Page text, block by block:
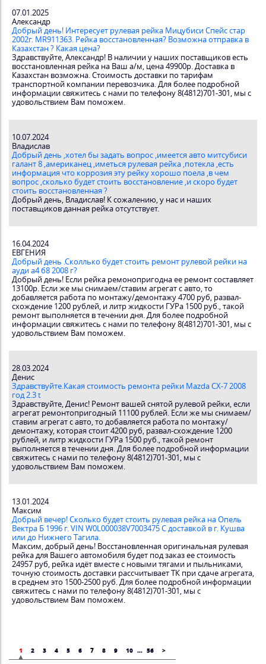
07.01.2025
Александр
Добрый день! Интересует рулевая рейка Мицубиси Спейс стар
2002г. MR911363. Рейка восстановленная? Возможна отправка в
Казахстан ? Какая цена?
Здравствуйте, Александр! В наличии у наших поставщиков есть
восстановленная рейка на Ваш а/м, цена 49900р. Доставка в
Казахстан возможна. Стоимость доставки по тарифам
транспортной компании перевозчика. Для более подробной
информации свяжитесь с нами по телефону 8(4812)701-301, мы с
удовольствием Вам поможем.
10.07.2024
Владислав
Добрый день ,хотел бы задать вопрос ,имеется авто митсубиси
галант 8 ,американец ,иметься рулевая рейка ,потекла ,есть
информация что коррозия эту рейку хорошо поела ,в чем
вопрос ,сколько будет стоить восстановление ,и скоро будет
стоить восстановленная ?
Добрый день, Владислав! К сожалению, у нас и наших
поставщиков данная рейка отсутствует.
16.04.2024
ЕВГЕНИЯ
Добрый день .Сколлько будет стоить ремонт рулевой рейки на
ауди а4 б8 2008 г?
Добрый день! Если рейка ремонопригодна ее ремонт составляет
13100р. Если же мы снимаем/ставим агрегат с авто, то
добавляется работа по монтажу/демонтажу 4700 руб, развал-
схождение 1200 рублей, и литр жидкости ГУРа 1500 руб., такой
ремонт выполняется в течении дня. Для более подробной
информации свяжитесь с нами по телефону 8(4812)701-301, мы с
удовольствием Вам поможем.
28.03.2024
Денис
Здравствуйте.Какая стоимость ремонта рейки Mazda CX-7 2008
год 2.3 t
Здравствуйте, Денис! Ремонт вашей снятой рулевой рейки, если
агрегат ремонтопригодный 11100 рублей. Если же мы снимаем/
ставим агрегат с авто, то добавляется работа по монтажу/
демонтажу, которая стоит 4200 руб, развал-схождение 1200
рублей, и литр жидкости ГУРа 1500 руб., такой ремонт
выполняется в течении дня. Для более подробной информации
свяжитесь с нами по телефону 8(4812)701-301, мы с
удовольствием Вам поможем.
13.01.2024
Максим
Добрый вечер! Сколько будет стоить рулевая рейка на Опель
Вектра Б 1996 г. VIN W0L000038V7003475 С доставкой в г. Кушва
или до Нижнего Тагила.
Максим, добрый день! Восстановленная оригинальная рулевая
рейка для Вашего автомобиля будет под заказ ее стоимость
24957 руб, рейка идёт вместе с новыми тягами и пыльниками,
точную стоимость доставки рассчитывает ТК при сдаче агрегата,
в среднем это 1500-2500 руб. Для более подробной информации
свяжитесь с нами по телефону 8(4812)701-301, мы с
удовольствием Вам поможем.
1 2 3 4 5 6 7 8 9 10 ... 56 >